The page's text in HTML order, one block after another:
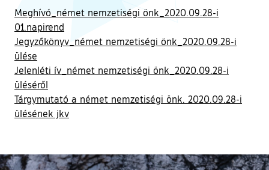
Meghívó_német nemzetiségi önk_2020.09.28-i
01.napirend
Jegyzőkönyv_német nemzetiségi önk_2020.09.28-i
ülése
Jelenléti ív_német nemzetiségi önk_2020.09.28-i
üléséről
Tárgymutató a német nemzetiségi önk. 2020.09.28-i
ülésének jkv